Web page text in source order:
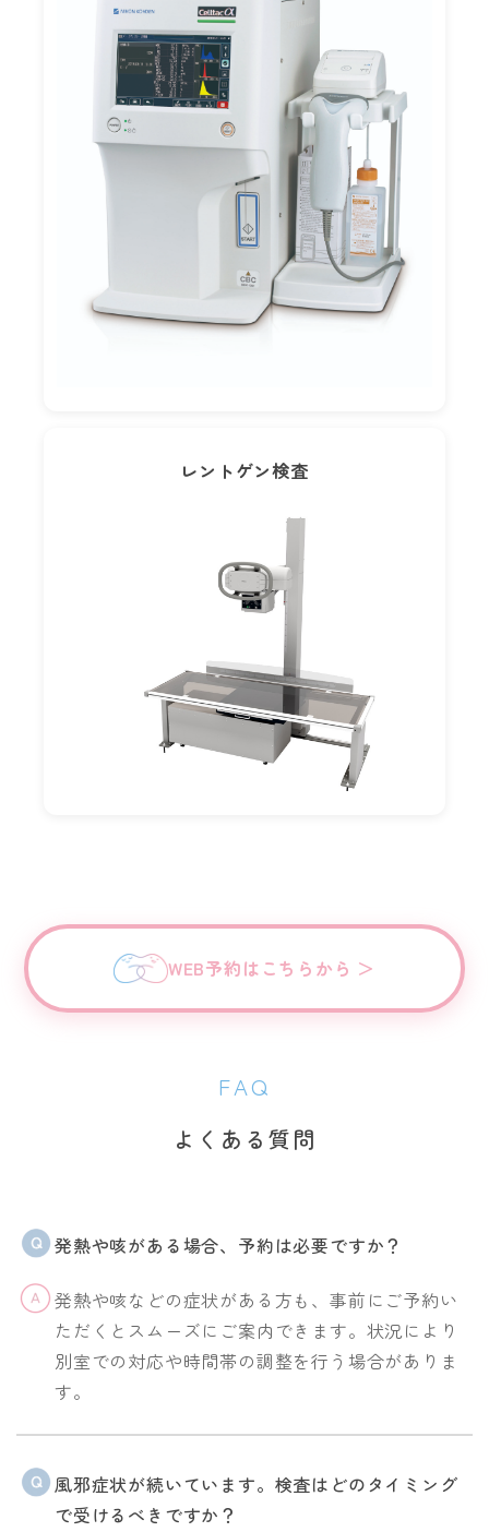
レントゲン検査
WEB予約はこちらから ＞
FAQ
よくある質問
発熱や咳がある場合、予約は必要ですか？
発熱や咳などの症状がある方も、事前にご予約い
ただくとスムーズにご案内できます。状況により
別室での対応や時間帯の調整を行う場合がありま
す。
風邪症状が続いています。検査はどのタイミング
で受けるべきですか？